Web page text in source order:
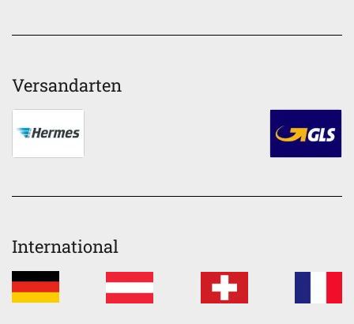
Versandarten
International